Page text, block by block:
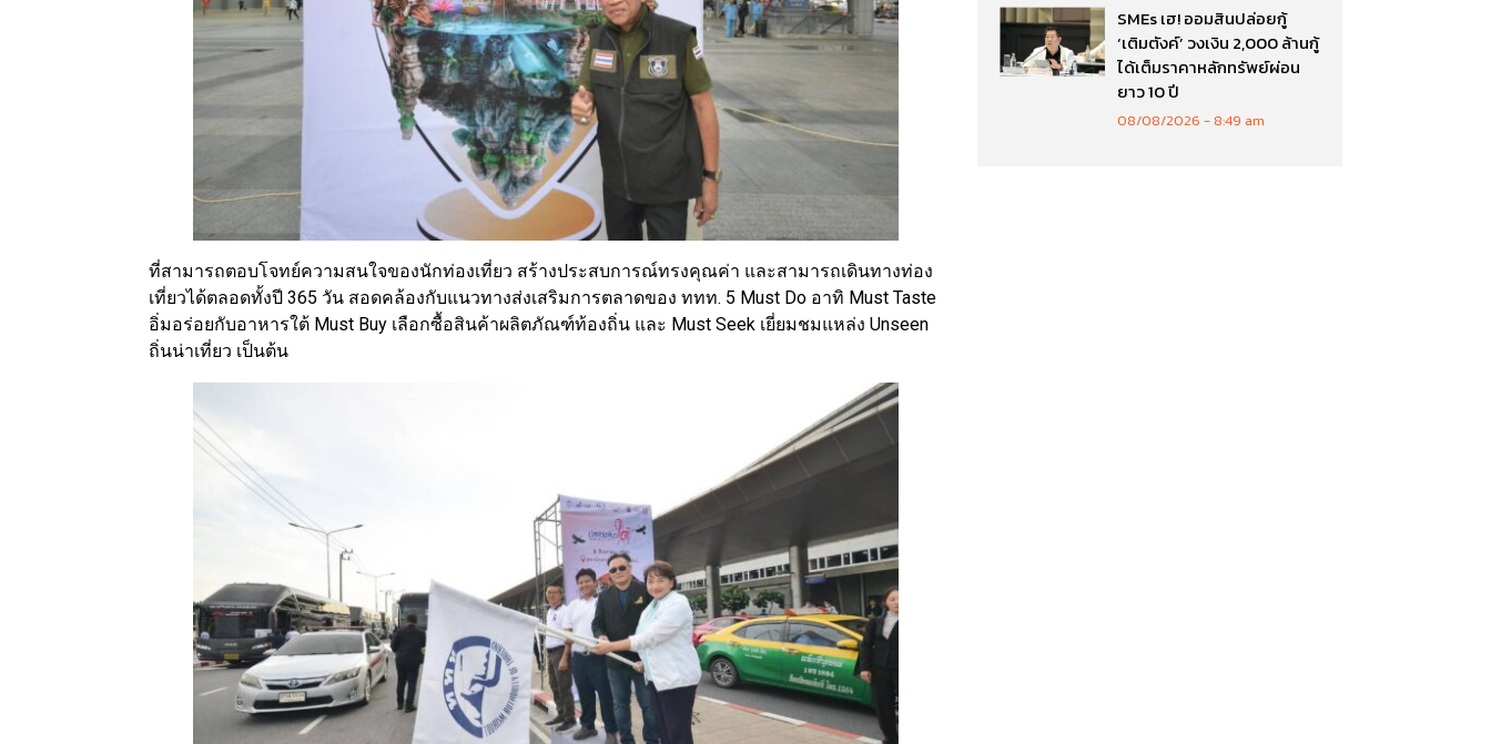
ที่สามารถตอบโจทย์ความสนใจของนักท่องเที่ยว สร้างประสบการณ์ทรงคุณค่า และสามารถเดินทางท่อง
เที่ยวได้ตลอดทั้งปี 365 วัน สอดคล้องกับแนวทางส่งเสริมการตลาดของ ททท. 5 Must Do อาทิ Must Taste
อิ่มอร่อยกับอาหารใต้ Must Buy เลือกซื้อสินค้าผลิตภัณฑ์ท้องถิ่น และ Must Seek เยี่ยมชมแหล่ง Unseen
ถิ่นน่าเที่ยว เป็นต้น
SMEs เฮ! ออมสินปล่อยกู้
‘เติมตังค์’ วงเงิน 2,000 ล้านกู้
ได้เต็มราคาหลักทรัพย์ผ่อน
ยาว 10 ปี
08/08/2026 8:49 am